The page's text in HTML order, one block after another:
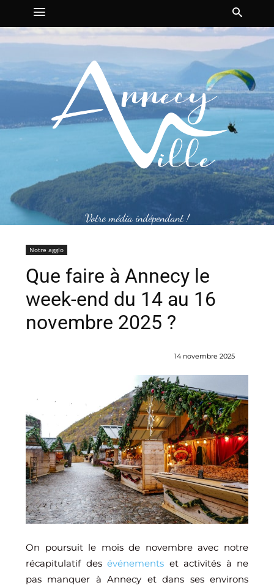
Votre média indépendant !
Notre agglo
Que faire à Annecy le
week-end du 14 au 16
novembre 2025 ?
14 novembre 2025
On poursuit le mois de novembre avec notre
récapitulatif des événements et activités à ne
pas manquer à Annecy et dans ses environs